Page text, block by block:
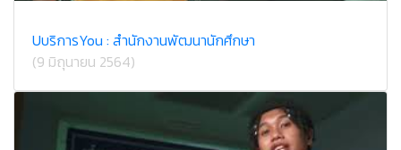
UบริการYou : สำนักงานพัฒนานักศึกษา
(9 มิถุนายน 2564)